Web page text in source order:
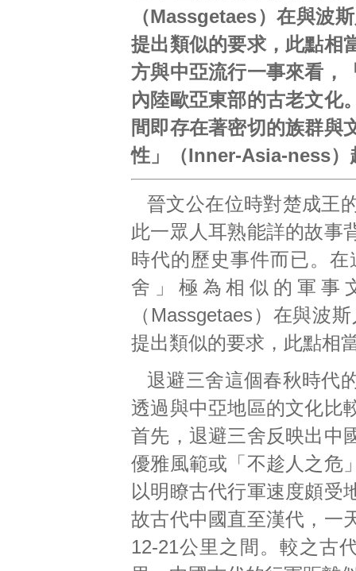
（Massgetaes）在與波
提出類似的要求，此點相
方與中亞流行一事來看，
內陸歐亞東部的古老文化
間即存在著密切的族群與
性」（Inner-Asia-ness）
晉文公在位時對楚成王
此一眾人耳熟能詳的故事
時代的歷史事件而已。
舍」極為相似的軍事
（Massgetaes）在與波
提出類似的要求，此點相
退避三舍這個春秋時代
透過與中亞地區的文化比
首先，退避三舍反映出中
優雅風範或「不趁人之危
以明瞭古代行軍速度頗受
故古代中國直至漢代，一
12-21公里之間。較之古